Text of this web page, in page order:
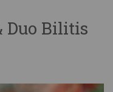
Duo Bilitis